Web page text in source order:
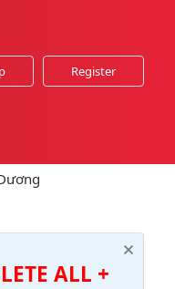
Register
ALL +